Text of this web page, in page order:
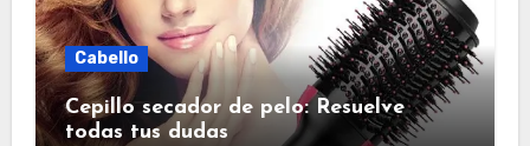
Cabello
Cepillo secador de pelo: Resuelve
todas tus dudas